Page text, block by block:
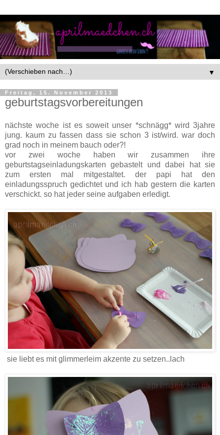
▼
Freitag, 15. November 2013
geburtstagsvorbereitungen
nächste woche ist es soweit unser *schnägg* wird 3jahre
jung. kaum zu fassen dass sie schon 3 ist/wird. war doch
grad noch in meinem bauch oder?!
vor zwei woche haben wir zusammen ihre
geburtstagseinladungskarten gebastelt und dabei hat sie
zum ersten mal mitgestaltet. der papi hat den
einladungsspruch gedichtet und ich hab gestern die karten
verschickt. so hat jeder seine aufgaben erledigt.
sie liebt es mit glimmerleim akzente zu setzen..lach